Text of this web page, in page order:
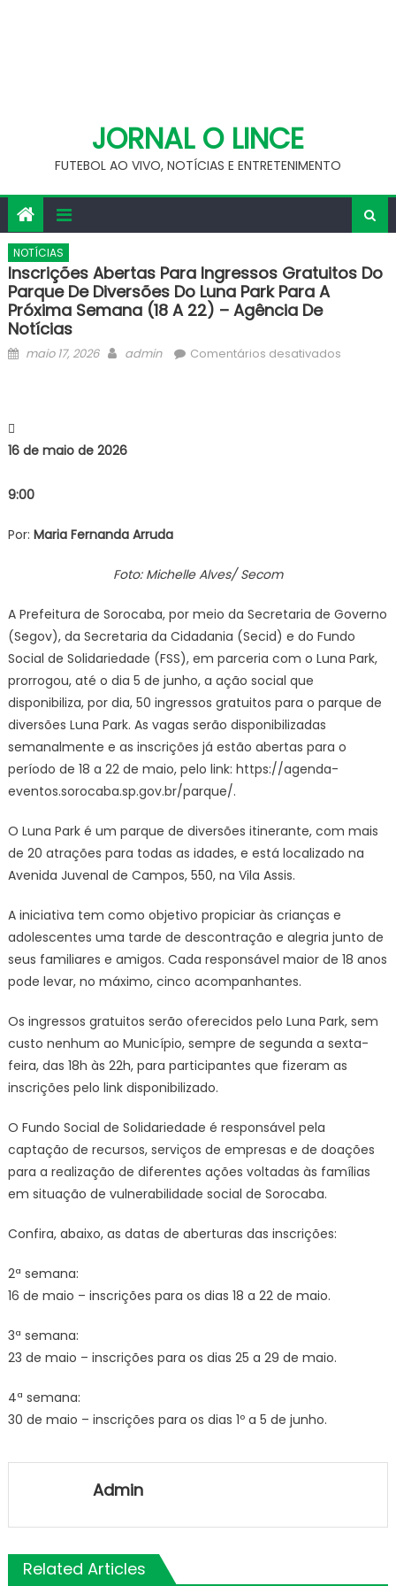
JORNAL O LINCE
FUTEBOL AO VIVO, NOTÍCIAS E ENTRETENIMENTO
NOTÍCIAS
Inscrições Abertas Para Ingressos Gratuitos Do
Parque De Diversões Do Luna Park Para A
Próxima Semana (18 A 22) – Agência De
Notícias
Posted
maio 17, 2026 Author
admin Comentários desativadosem
para
a
próxima
(18
16 de maio de 2026
9:00
Por: Maria Fernanda Arruda
Foto: Michelle Alves/ Secom
A Prefeitura de Sorocaba, por meio da Secretaria de Governo
(Segov), da Secretaria da Cidadania (Secid) e do Fundo
Social de Solidariedade (FSS), em parceria com o Luna Park,
prorrogou, até o dia 5 de junho, a ação social que
disponibiliza, por dia, 50 ingressos gratuitos para o parque de
diversões Luna Park. As vagas serão disponibilizadas
semanalmente e as inscrições já estão abertas para o
período de 18 a 22 de maio, pelo link: https://agenda-
eventos.sorocaba.sp.gov.br/parque/.
O Luna Park é um parque de diversões itinerante, com mais
de 20 atrações para todas as idades, e está localizado na
Avenida Juvenal de Campos, 550, na Vila Assis.
A iniciativa tem como objetivo propiciar às crianças e
adolescentes uma tarde de descontração e alegria junto de
seus familiares e amigos. Cada responsável maior de 18 anos
pode levar, no máximo, cinco acompanhantes.
Os ingressos gratuitos serão oferecidos pelo Luna Park, sem
custo nenhum ao Município, sempre de segunda a sexta-
feira, das 18h às 22h, para participantes que fizeram as
inscrições pelo link disponibilizado.
O Fundo Social de Solidariedade é responsável pela
captação de recursos, serviços de empresas e de doações
para a realização de diferentes ações voltadas às famílias
em situação de vulnerabilidade social de Sorocaba.
Confira, abaixo, as datas de aberturas das inscrições:
2ª semana:
16 de maio – inscrições para os dias 18 a 22 de maio.
3ª semana:
23 de maio – inscrições para os dias 25 a 29 de maio.
4ª semana:
30 de maio – inscrições para os dias 1º a 5 de junho.
Admin
Related Articles